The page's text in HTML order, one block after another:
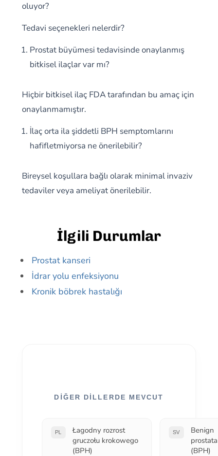
oluyor?
Tedavi seçenekleri nelerdir?
Prostat büyümesi tedavisinde onaylanmış
bitkisel ilaçlar var mı?
Hiçbir bitkisel ilaç FDA tarafından bu amaç için
onaylanmamıştır.
İlaç orta ila şiddetli BPH semptomlarını
hafifletmiyorsa ne önerilebilir?
Bireysel koşullara bağlı olarak minimal invaziv
tedaviler veya ameliyat önerilebilir.
İlgili Durumlar
Prostat kanseri
İdrar yolu enfeksiyonu
Kronik böbrek hastalığı
DIĞER DILLERDE MEVCUT
PL
Łagodny rozrost
gruczołu krokowego
(BPH)
SV
Benign
(BPH)